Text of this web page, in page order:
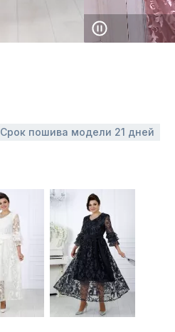
Срок пошива модели 21 дней